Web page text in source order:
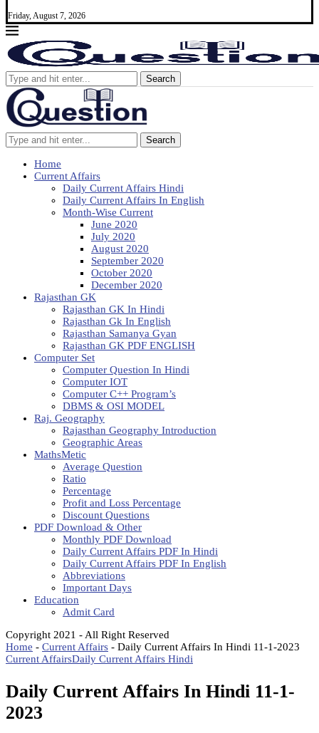
Friday, August 7, 2026
Search
Search
Home
Current Affairs
Daily Current Affairs Hindi
Daily Current Affairs In English
Month-Wise Current
June 2020
July 2020
August 2020
September 2020
October 2020
December 2020
Rajasthan GK
Rajasthan GK In Hindi
Rajasthan Gk In English
Rajasthan Samanya Gyan
Rajasthan GK PDF ENGLISH
Computer Set
Computer Question In Hindi
Computer IOT
Computer C++ Program’s
DBMS & OSI MODEL
Raj. Geography
Rajasthan Geography Introduction
Geographic Areas
MathsMetic
Average Question
Ratio
Percentage
Profit and Loss Percentage
Discount Questions
PDF Download & Other
Monthly PDF Download
Daily Current Affairs PDF In Hindi
Daily Current Affairs PDF In English
Abbreviations
Important Days
Education
Admit Card
Copyright 2021 - All Right Reserved
Home - Current Affairs - Daily Current Affairs In Hindi 11-1-2023
Current AffairsDaily Current Affairs Hindi
Daily Current Affairs In Hindi 11-1-
2023